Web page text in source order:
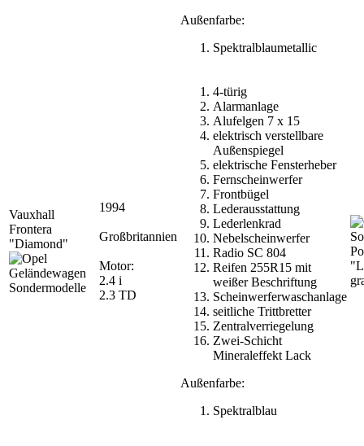
Außenfarbe:
Spektralblaumetallic
Vauxhall
Frontera
"Diamond"
1994
Großbritannien
Motor:
2.4 i
2.3 TD
4-türig
Alarmanlage
Alufelgen 7 x 15
elektrisch verstellbare
Außenspiegel
elektrische Fensterheber
Fernscheinwerfer
Frontbügel
Lederausstattung
Lederlenkrad
Nebelscheinwerfer
Radio SC 804
Reifen 255R15 mit
weißer Beschriftung
Scheinwerferwaschanlage
seitliche Trittbretter
Zentralverriegelung
Zwei-Schicht
Mineraleffekt Lack
Außenfarbe:
Spektralblau